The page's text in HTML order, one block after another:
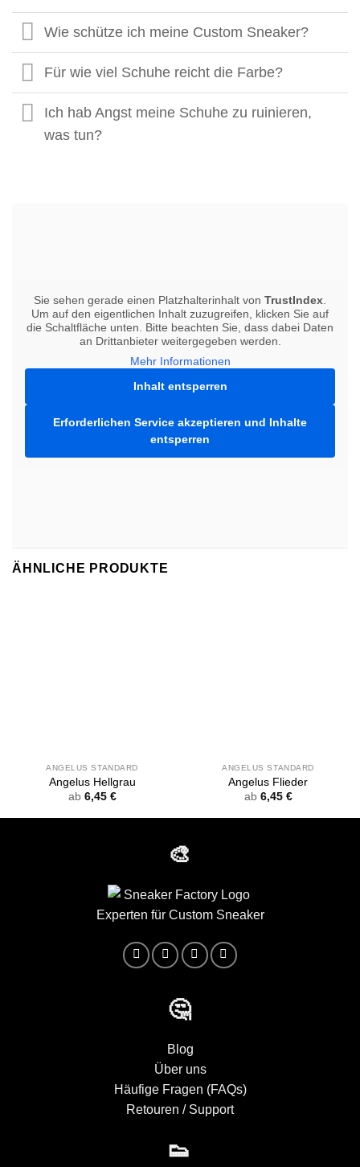
Wie schütze ich meine Custom Sneaker?
Für wie viel Schuhe reicht die Farbe?
Ich hab Angst meine Schuhe zu ruinieren,
was tun?
Sie sehen gerade einen Platzhalterinhalt von TrustIndex
Um auf den eigentlichen Inhalt zuzugreifen, klicken Sie auf
die Schaltfläche unten. Bitte beachten Sie, dass dabei Daten
an Drittanbieter weitergegeben werden.
Mehr Informationen
Inhalt entsperren
Erforderlichen Service akzeptieren und Inhalte
entsperren
ÄHNLICHE PRODUKTE
ANGELUS STANDARD
Angelus Hellgrau
ab 6,45 €
ANGELUS STANDARD
Angelus Flieder
ab 6,45 €
🎨
Experten für Custom Sneaker
🤔
Blog
Über uns
Häufige Fragen (FAQs)
Retouren / Support
👟